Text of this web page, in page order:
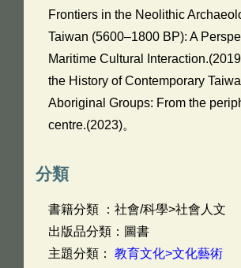
Frontiers in the Neolithic
Taiwan (5600–1800 BP): A
Maritime Cultural
the History of Contemporary
Aboriginal Groups: From the
centre.(2023)。
分類
書籍分類 ：社會/科學>社會人文
出版品分類：圖書
主題分類： 教育文化>文化藝術